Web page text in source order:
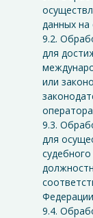
данных на
9.2.
для
или
9.3.
для
9.4.